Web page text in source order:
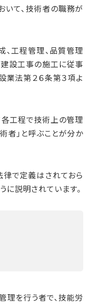
いて、技術者の職務が
、工程管理、品質管理
設工事の施工に従事
業法第２６条第３項よ
工程で技術上の管理
者」と呼ぶことが分か
律で定義はされておら
に説明されています。
理を行う者で、技能労